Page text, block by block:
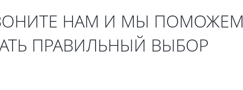
НАМ И МЫ ПОМОЖЕМ
ПРАВИЛЬНЫЙ ВЫБОР